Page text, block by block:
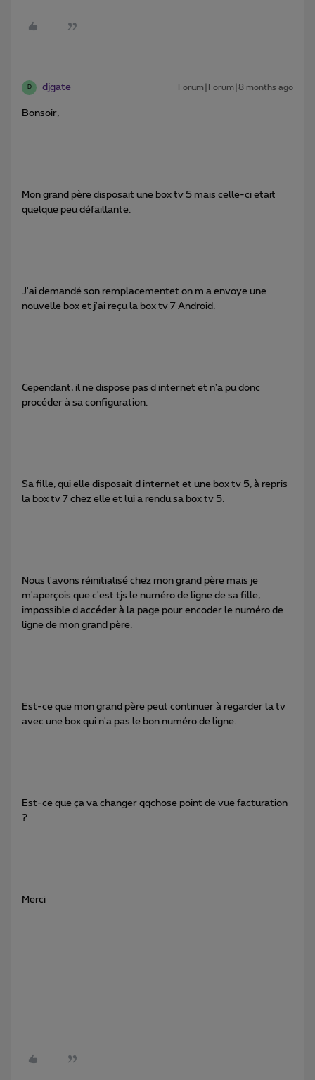
D djgate Forum|Forum|8 months ago
Bonsoir,
Mon grand père disposait une box tv 5 mais celle-ci etait
quelque peu défaillante.
J'ai demandé son remplacementet on m a envoye une
nouvelle box et j'ai reçu la box tv 7 Android.
Cependant, il ne dispose pas d internet et n'a pu donc
procéder à sa configuration.
Sa fille, qui elle disposait d internet et une box tv 5, à repris
la box tv 7 chez elle et lui a rendu sa box tv 5.
Nous l'avons réinitialisé chez mon grand père mais je
m'aperçois que c'est tjs le numéro de ligne de sa fille,
impossible d accéder à la page pour encoder le numéro de
ligne de mon grand père.
Est-ce que mon grand père peut continuer à regarder la tv
avec une box qui n'a pas le bon numéro de ligne.
Est-ce que ça va changer qqchose point de vue facturation
?
Merci